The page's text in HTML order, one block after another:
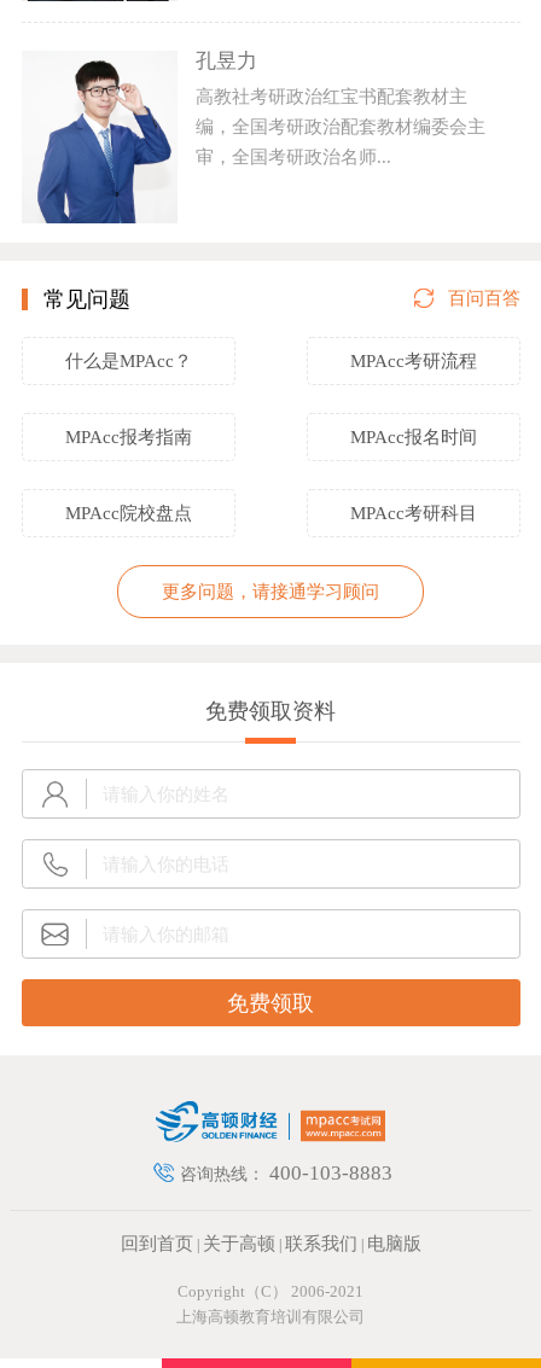
孔昱力
高教社考研政治红宝书配套教材主
编，全国考研政治配套教材编委会主
审，全国考研政治名师...
常见问题 百问百答
什么是MPAcc？ MPAcc考研流程
MPAcc报考指南 MPAcc报名时间
MPAcc院校盘点 MPAcc考研科目
更多问题，请接通学习顾问
免费领取资料
咨询热线： 400-103-8883
回到首页 关于高顿 联系我们 电脑版
Copyright（C） 2006-2021
上海高顿教育培训有限公司